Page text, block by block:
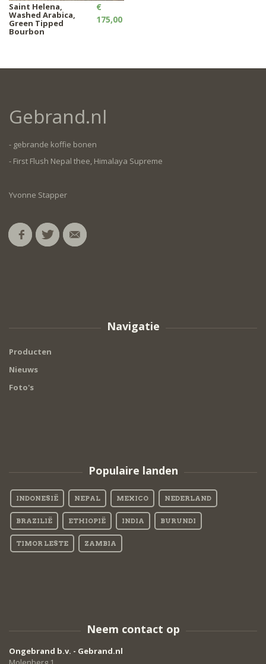
Saint Helena,
Washed Arabica,
Green Tipped
Bourbon
€
175,00
Gebrand.nl
- gebrande koffie bonen
- First Flush Nepal thee, Himalaya Supreme
Yvonne Stapper
Navigatie
Producten
Nieuws
Foto's
Populaire landen
INDONESIË NEPAL MEXICO NEDERLAND
BRAZILIË ETHIOPIË INDIA BURUNDI
TIMOR LESTE ZAMBIA
Neem contact op
Ongebrand b.v. - Gebrand.nl